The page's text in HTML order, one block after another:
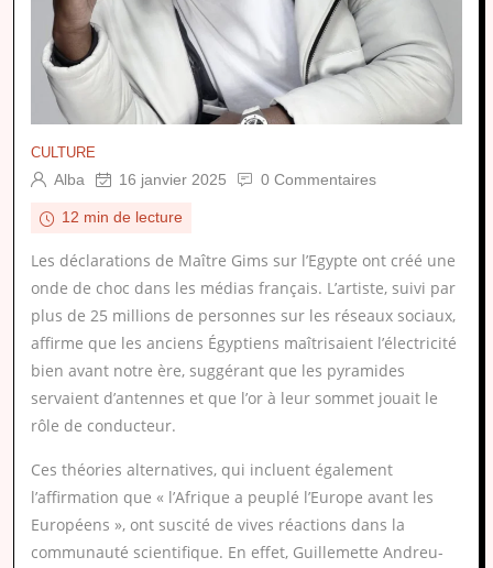
CULTURE
Alba 16 janvier 2025 0 Commentaires
12 min de lecture
Les déclarations de Maître Gims sur l’Egypte ont créé une
onde de choc dans les médias français. L’artiste, suivi par
plus de 25 millions de personnes sur les réseaux sociaux,
affirme que les anciens Égyptiens maîtrisaient l’électricité
bien avant notre ère, suggérant que les pyramides
servaient d’antennes et que l’or à leur sommet jouait le
rôle de conducteur.
Ces théories alternatives, qui incluent également
l’affirmation que « l’Afrique a peuplé l’Europe avant les
Européens », ont suscité de vives réactions dans la
communauté scientifique. En effet, Guillemette Andreu-